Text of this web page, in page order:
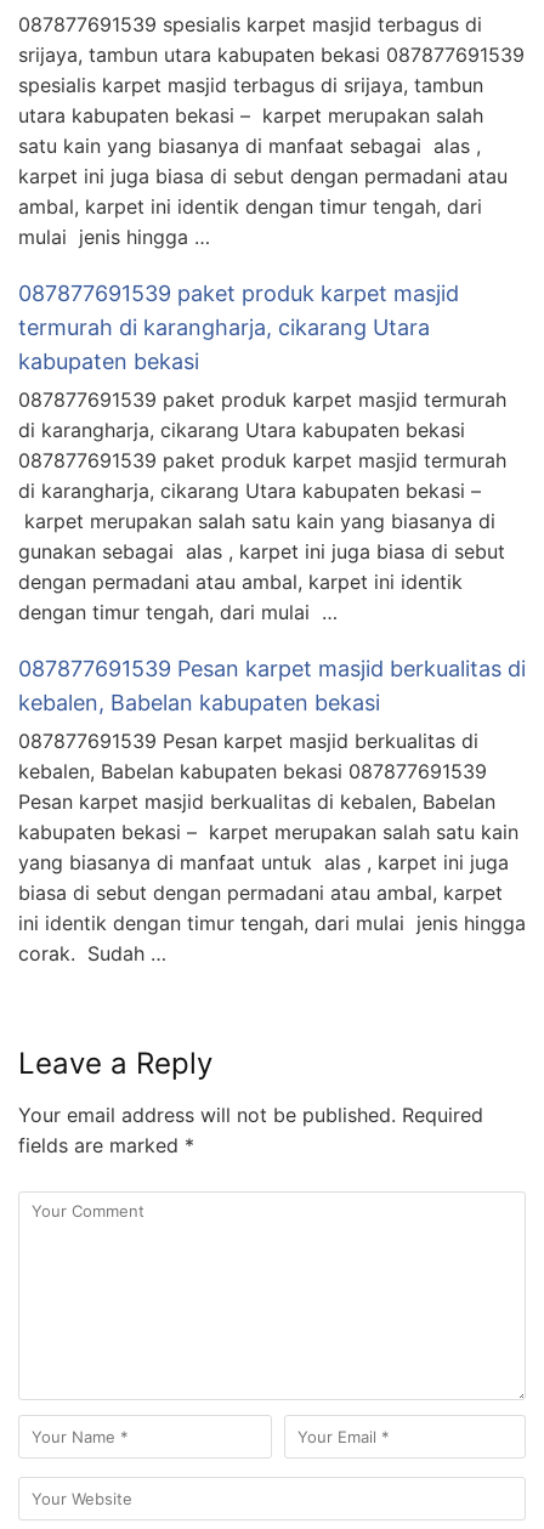
087877691539 spesialis karpet masjid terbagus di
srijaya, tambun utara kabupaten bekasi 087877691539
spesialis karpet masjid terbagus di srijaya, tambun
utara kabupaten bekasi – karpet merupakan salah
satu kain yang biasanya di manfaat sebagai alas ,
karpet ini juga biasa di sebut dengan permadani atau
ambal, karpet ini identik dengan timur tengah, dari
mulai jenis hingga …
087877691539 paket produk karpet masjid
termurah di karangharja, cikarang Utara
kabupaten bekasi
087877691539 paket produk karpet masjid termurah
di karangharja, cikarang Utara kabupaten bekasi
087877691539 paket produk karpet masjid termurah
di karangharja, cikarang Utara kabupaten bekasi –
karpet merupakan salah satu kain yang biasanya di
gunakan sebagai alas , karpet ini juga biasa di sebut
dengan permadani atau ambal, karpet ini identik
dengan timur tengah, dari mulai …
087877691539 Pesan karpet masjid berkualitas di
kebalen, Babelan kabupaten bekasi
087877691539 Pesan karpet masjid berkualitas di
kebalen, Babelan kabupaten bekasi 087877691539
Pesan karpet masjid berkualitas di kebalen, Babelan
kabupaten bekasi – karpet merupakan salah satu kain
yang biasanya di manfaat untuk alas , karpet ini juga
biasa di sebut dengan permadani atau ambal, karpet
ini identik dengan timur tengah, dari mulai jenis hingga
corak. Sudah …
Leave a Reply
Your email address will not be published. Required
fields are marked *